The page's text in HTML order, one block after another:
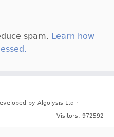
spam. Learn how
by Algolysis Ltd ·
Visitors: 972592